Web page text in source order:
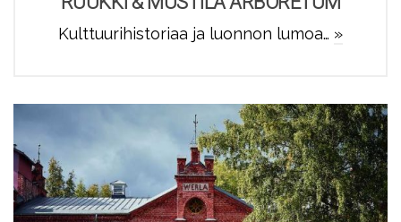
Kulttuurihistoriaa ja luonnon lumoa… »